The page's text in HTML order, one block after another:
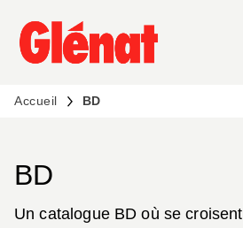
MENU RECHERCHE
PIED DE PAGE
Accueil BD
BD
Un catalogue BD où se